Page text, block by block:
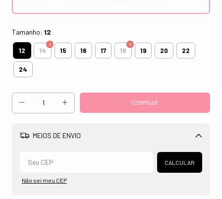
Tamanho: 12
12 14 15 16 17 18 19 20 22
24
MEIOS DE ENVIO
Alterar CEP
CALCULAR
Não sei meu CEP